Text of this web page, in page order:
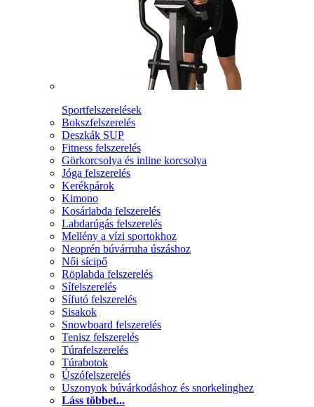
Sportfelszerelések
Bokszfelszerelés
Deszkák SUP
Fitness felszerelés
Görkorcsolya és inline korcsolya
Jóga felszerelés
Kerékpárok
Kimono
Kosárlabda felszerelés
Labdarúgás felszerelés
Mellény a vízi sportokhoz
Neoprén búvárruha úszáshoz
Női sícipő
Röplabda felszerelés
Sífelszerelés
Sífutó felszerelés
Sisakok
Snowboard felszerelés
Tenisz felszerelés
Túrafelszerelés
Túrabotok
Úszófelszerelés
Uszonyok búvárkodáshoz és snorkelinghez
Láss többet...